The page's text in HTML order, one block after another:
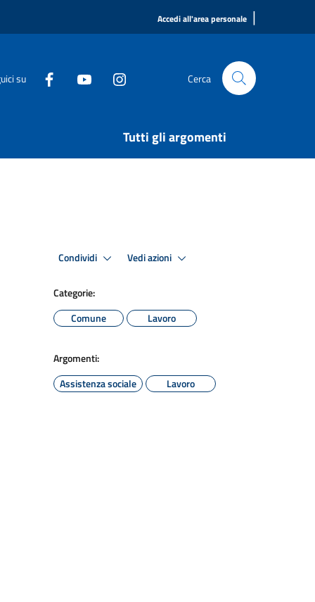
Accedi all'area personale |
su Cerca
Tutti gli argomenti
Condividi Vedi azioni
Categorie:
Comune
Lavoro
Argomenti:
Assistenza sociale
Lavoro